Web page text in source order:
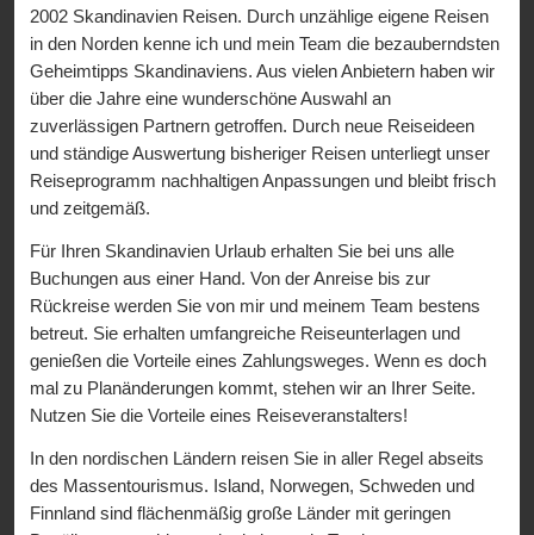
2002 Skandinavien Reisen. Durch unzählige eigene Reisen
in den Norden kenne ich und mein Team die bezauberndsten
Geheimtipps Skandinaviens. Aus vielen Anbietern haben wir
über die Jahre eine wunderschöne Auswahl an
zuverlässigen Partnern getroffen. Durch neue Reiseideen
und ständige Auswertung bisheriger Reisen unterliegt unser
Reiseprogramm nachhaltigen Anpassungen und bleibt frisch
und zeitgemäß.
Für Ihren Skandinavien Urlaub erhalten Sie bei uns alle
Buchungen aus einer Hand. Von der Anreise bis zur
Rückreise werden Sie von mir und meinem Team bestens
betreut. Sie erhalten umfangreiche Reiseunterlagen und
genießen die Vorteile eines Zahlungsweges. Wenn es doch
mal zu Planänderungen kommt, stehen wir an Ihrer Seite.
Nutzen Sie die Vorteile eines Reiseveranstalters!
In den nordischen Ländern reisen Sie in aller Regel abseits
des Massentourismus. Island, Norwegen, Schweden und
Finnland sind flächenmäßig große Länder mit geringen